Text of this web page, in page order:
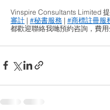
Vinspire Consultants Limited
審計 | #秘書服務 | #商標註冊服
都歡迎聯絡我哋預約咨詢，費用